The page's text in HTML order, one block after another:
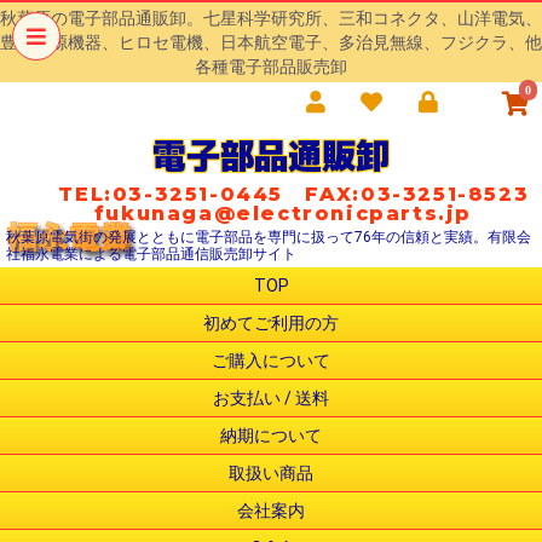
秋葉原の電子部品通販卸。七星科学研究所、三和コネクタ、山洋電気、
豊澄電源機器、ヒロセ電機、日本航空電子、多治見無線、フジクラ、他
各種電子部品販売卸
0
電子部品通販卸
TEL:03-3251-0445 FAX:03-3251-8523
fukunaga@electronicparts.jp
秋葉原電気街の発展とともに電子部品を専門に扱って76年の信頼と実績。有限会
社福永電業による電子部品通信販売卸サイト
TOP
初めてご利用の方
ご購入について
お支払い / 送料
納期について
取扱い商品
会社案内